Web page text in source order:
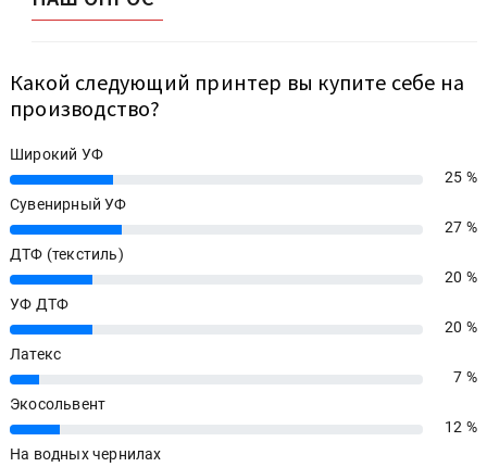
Какой следующий принтер вы купите себе на
производство?
Широкий УФ
25%
25 %
Сувенирный УФ
27%
27 %
ДТФ (текстиль)
20%
20 %
УФ ДТФ
20%
20 %
Латекс
7%
7 %
Экосольвент
12%
12 %
На водных чернилах